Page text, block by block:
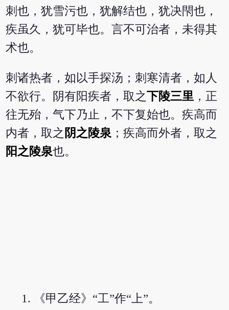
刺也，犹雪污也，犹解结也，犹决閇也，
疾虽久，犹可毕也。言不可治者，未得其
术也。
刺诸热者，如以手探汤；刺寒清者，如人
不欲行。阴有阳疾者，取之下陵三里 ，正
往无殆，气下乃止，不下复始也。疾高而
内者，取之 阴之陵泉；疾高而外者，取之
阳之陵泉也。
《甲乙经》“工”作“上”。